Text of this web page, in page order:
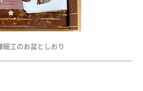
工のお盆としおり